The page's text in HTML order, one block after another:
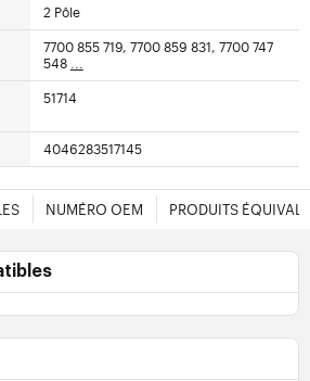
2 Pôle
7700 855 719, 7700 859 831, 7700 747
548 ...
51714
4046283517145
NUMÉRO OEM PRODUITS